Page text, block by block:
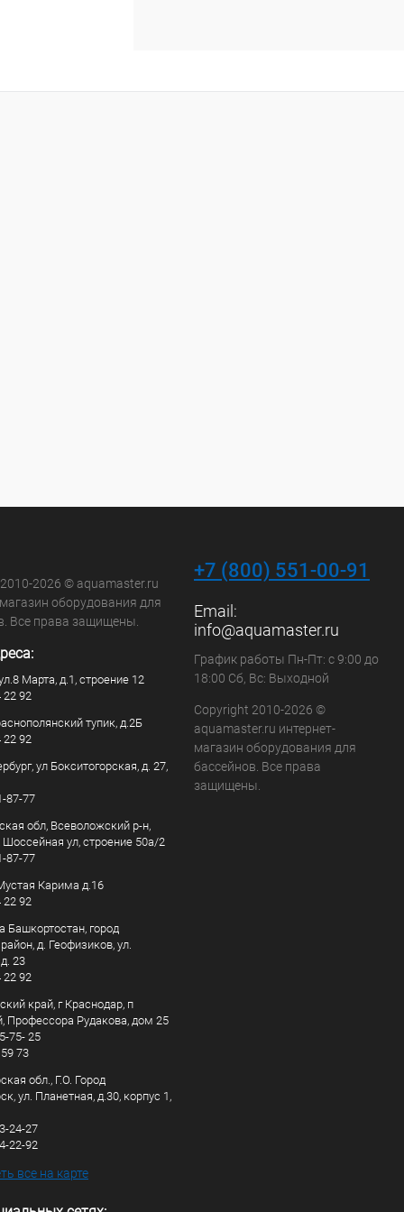
2026 © aquamaster.ru
оборудования для
Все права защищены.
Марта, д.1, строение 12
22 92
тупик, д.2Б
22 92
ул Бокситогорская, д. 27,
87-77
обл, Всеволожский р-н,
Шоссейная ул, строение 50а/2
87-77
Карима д.16
22 92
Башкортостан, город
д. Геофизиков, ул.
23
22 92
край, г Краснодар, п
Профессора Рудакова, дом 25
75- 25
73
обл., Г.О. Город
ул. Планетная, д.30, корпус 1,
24-27
22-92
все на карте
+7 (800) 551-00-91
Email:
info@aquamaster.ru
График работы Пн-Пт: с 9:00 до
18:00 Сб, Вс: Выходной
Copyright 2010-2026 ©
aquamaster.ru интернет-
магазин оборудования для
бассейнов. Все права
защищены.